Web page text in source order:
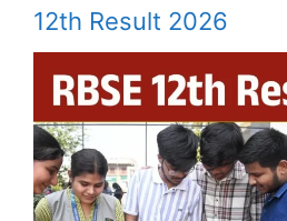
12th Result 2026